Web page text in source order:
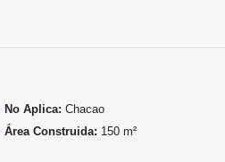
No Aplica: Chacao
Área Construida: 150 m²